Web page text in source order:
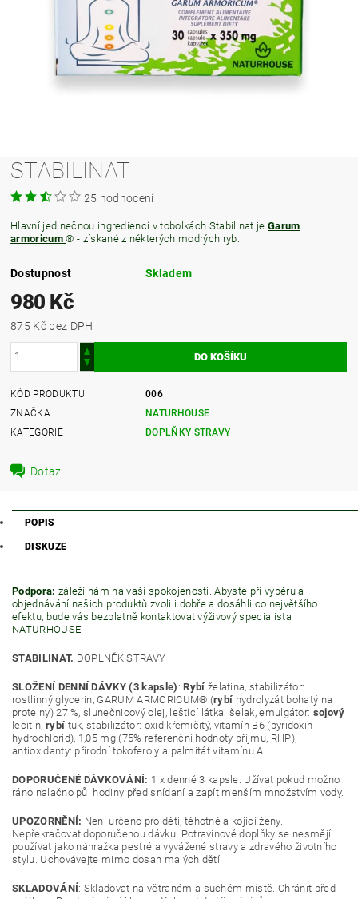
STABILINAT
25 hodnocení
Hlavní jedinečnou ingrediencí v tobolkách Stabilinat jeGarum
armoricum ® - získané z některých modrých ryb.
Dostupnost Skladem
980 Kč
875 Kč bez DPH
KÓD PRODUKTU
006
ZNAČKA
NATURHOUSE
KATEGORIE
DOPLŇKY STRAVY
Dotaz
POPIS
DISKUZE
Podpora: záleží nám na vaší spokojenosti. Abyste při výběru a
objednávání našich produktů zvolili dobře a dosáhli co největšího
efektu, bude vás bezplatně kontaktovat výživový specialista
NATURHOUSE.
STABILINAT. DOPLNĚK STRAVY
SLOŽENÍ DENNÍ DÁVKY (3 kapsle) :Rybí želatina, stabilizátor:
rostlinný glycerin, GARUM ARMORICUM® (rybí hydrolyzát bohatý na
proteiny) 27 %, slunečnicový olej, leštící látka: šelak, emulgátor: sojový
lecitin, rybí tuk, stabilizátor: oxid křemičitý, vitamín B6 (pyridoxin
hydrochlorid), 1,05 mg (75% referenční hodnoty příjmu, RHP),
antioxidanty: přírodní tokoferoly a palmitát vitamínu A.
DOPORUČENÉ DÁVKOVÁNÍ: 1 x denně 3 kapsle. Užívat pokud možno
ráno nalačno půl hodiny před snídaní a zapít menším množstvím vody.
UPOZORNĚNÍ: Není určeno pro děti, těhotné a kojící ženy.
Nepřekračovat doporučenou dávku. Potravinové doplňky se nesmějí
používat jako náhražka pestré a vyvážené stravy a zdravého životního
stylu. Uchovávejte mimo dosah malých dětí.
SKLADOVÁNÍ: Skladovat na větraném a suchém místě. Chránit před